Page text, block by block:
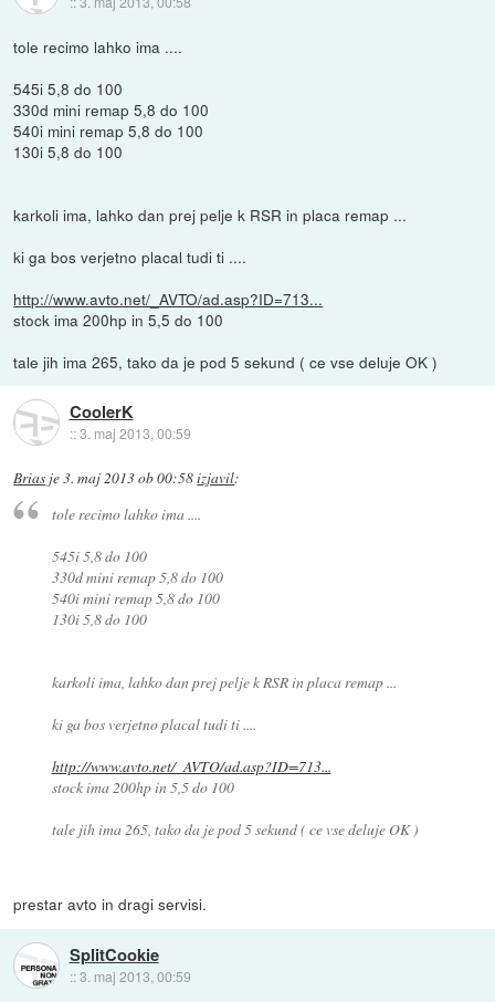
tole recimo lahko ima ....
545i 5,8 do 100
330d mini remap 5,8 do 100
540i mini remap 5,8 do 100
130i 5,8 do 100
karkoli ima, lahko dan prej pelje k RSR in placa remap ...
ki ga bos verjetno placal tudi ti ....
http://www.avto.net/_AVTO/ad.asp?ID=713...
stock ima 200hp in 5,5 do 100
tale jih ima 265, tako da je pod 5 sekund ( ce vse deluje OK )
CoolerK
::3. maj 2013, 00:59
Brias je3. maj 2013 ob 00:58izjavil:
tole recimo lahko ima ....
545i 5,8 do 100
330d mini remap 5,8 do 100
540i mini remap 5,8 do 100
130i 5,8 do 100
karkoli ima, lahko dan prej pelje k RSR in placa remap ...
ki ga bos verjetno placal tudi ti ....
http://www.avto.net/_AVTO/ad.asp?ID=713...
stock ima 200hp in 5,5 do 100
tale jih ima 265, tako da je pod 5 sekund ( ce vse deluje OK )
prestar avto in dragi servisi.
SplitCookie
::3. maj 2013, 00:59